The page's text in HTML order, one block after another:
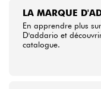
LA MARQUE
En apprendre plus
D'addario et
catalogue.